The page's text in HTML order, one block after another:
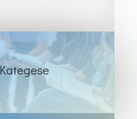
Kategese